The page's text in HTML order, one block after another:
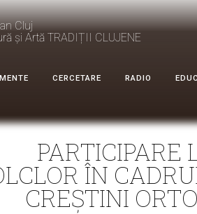
Cluj
și Artă TRADIȚII CLUJENE
CERCETARE RADIO
PARTICIPARE
ÎN
CREȘTINI